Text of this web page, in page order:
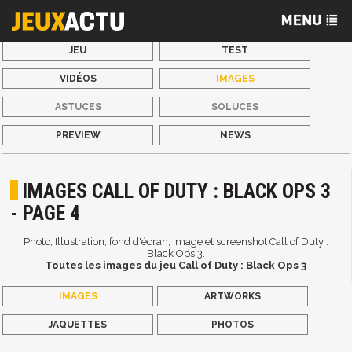
JEU TEST
VIDÉOS IMAGES
ASTUCES SOLUCES
PREVIEW NEWS
IMAGES CALL OF DUTY : BLACK OPS 3
- PAGE 4
Photo, Illustration, fond d'écran, image et screenshot Call of Duty :
Black Ops 3.
Toutes les images du jeu Call of Duty : Black Ops 3
IMAGES ARTWORKS
JAQUETTES PHOTOS